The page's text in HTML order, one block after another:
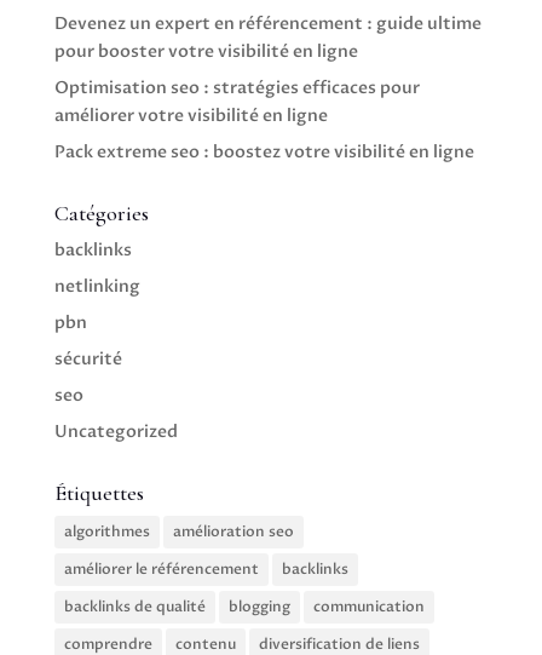
Devenez un expert en référencement : guide ultime
pour booster votre visibilité en ligne
Optimisation seo : stratégies efficaces pour
améliorer votre visibilité en ligne
Pack extreme seo : boostez votre visibilité en ligne
Catégories
backlinks
netlinking
pbn
sécurité
seo
Uncategorized
Étiquettes
algorithmes
amélioration seo
améliorer le référencement
backlinks
backlinks de qualité
blogging
communication
comprendre
contenu
diversification de liens